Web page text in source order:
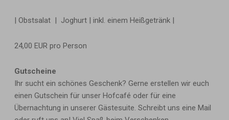
| Obstsalat | Joghurt | inkl. einem Heißgetränk |
24,00 EUR pro Person
Gutscheine
Ihr sucht ein schönes Geschenk? Gerne erstellen wir euch
einen Gutschein für unser Hofcafé oder für eine
Übernachtung in unserer Gästesuite. Schreibt uns eine Mail